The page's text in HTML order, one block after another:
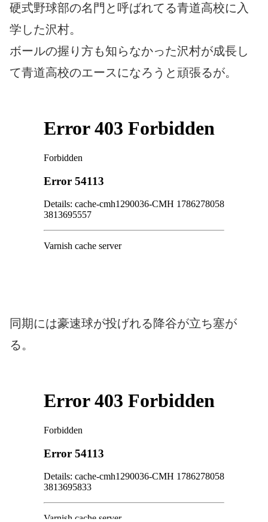
硬式野球部の名門と呼ばれてる青道高校に入
学した沢村。
ボールの握り方も知らなかった沢村が成長し
て青道高校のエースになろうと頑張るが。
同期には豪速球が投げれる降谷が立ち塞が
る。